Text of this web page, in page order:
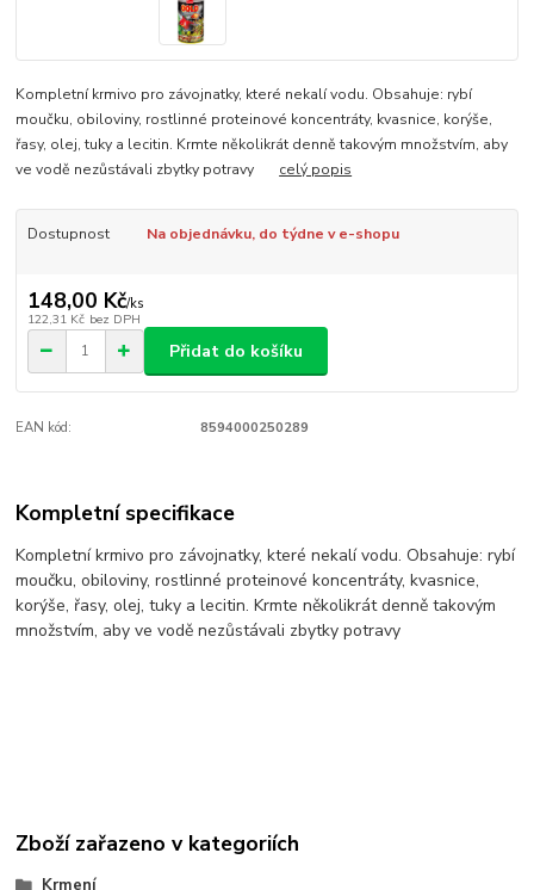
Kompletní krmivo pro závojnatky, které nekalí vodu. Obsahuje: rybí
moučku, obiloviny, rostlinné proteinové koncentráty, kvasnice, korýše,
řasy, olej, tuky a lecitin. Krmte několikrát denně takovým množstvím, aby
ve vodě nezůstávali zbytky potravy celý popis
Dostupnost Na objednávku, do týdne v e-shopu
148,00 Kč/ks
122,31 Kč bez DPH
Přidat do košíku
EAN kód: 8594000250289
Kompletní specifikace
Kompletní krmivo pro závojnatky, které nekalí vodu. Obsahuje: rybí
moučku, obiloviny, rostlinné proteinové koncentráty, kvasnice,
korýše, řasy, olej, tuky a lecitin. Krmte několikrát denně takovým
množstvím, aby ve vodě nezůstávali zbytky potravy
Zboží zařazeno v kategoriích
Krmení